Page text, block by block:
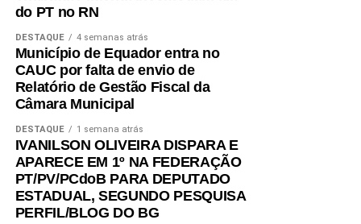
do PT no RN
DESTAQUE 4 semanas atrás
Município de Equador entra no
CAUC por falta de envio de
Relatório de Gestão Fiscal da
Câmara Municipal
DESTAQUE 1 semana atrás
IVANILSON OLIVEIRA DISPARA E
APARECE EM 1º NA FEDERAÇÃO
PT/PV/PCdoB PARA DEPUTADO
ESTADUAL, SEGUNDO PESQUISA
PERFIL/BLOG DO BG